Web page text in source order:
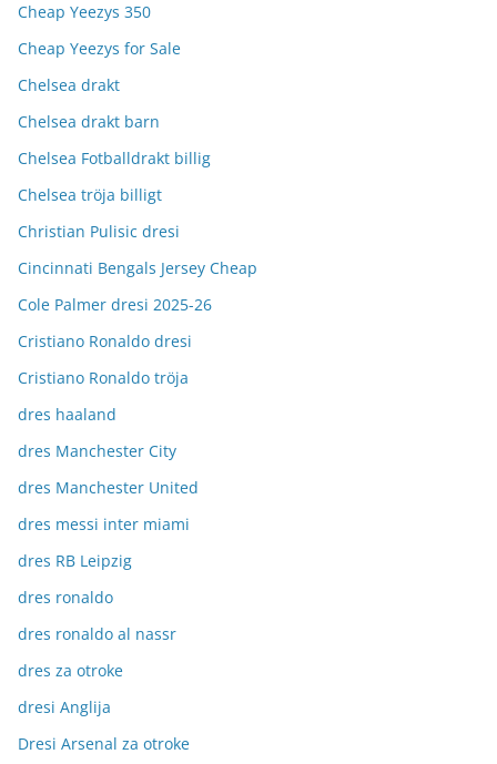
Cheap Yeezys 350
Cheap Yeezys for Sale
Chelsea drakt
Chelsea drakt barn
Chelsea Fotballdrakt billig
Chelsea tröja billigt
Christian Pulisic dresi
Cincinnati Bengals Jersey Cheap
Cole Palmer dresi 2025-26
Cristiano Ronaldo dresi
Cristiano Ronaldo tröja
dres haaland
dres Manchester City
dres Manchester United
dres messi inter miami
dres RB Leipzig
dres ronaldo
dres ronaldo al nassr
dres za otroke
dresi Anglija
Dresi Arsenal za otroke